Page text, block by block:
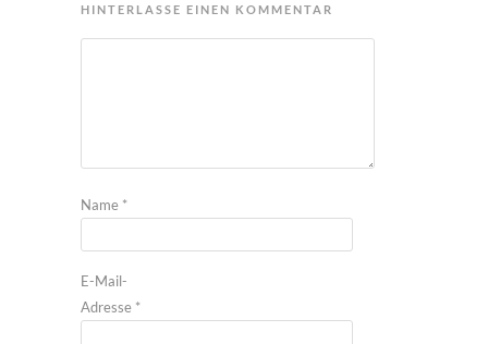
HINTERLASSE EINEN KOMMENTAR
Name *
E-Mail-
Adresse *